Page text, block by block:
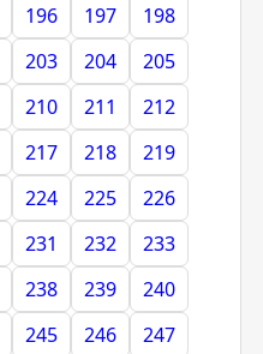
196 197
198
203 204
205
210 211
212
217 218
219
224 225
226
231 232
233
238 239
240
245 246
247